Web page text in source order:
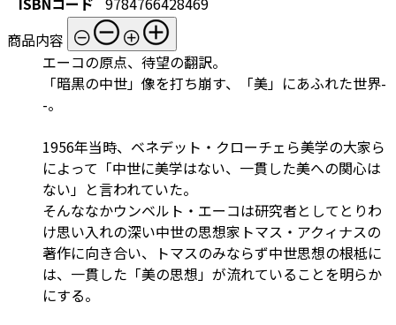
商品内容
エーコの原点、待望の翻訳。
「暗黒の中世」像を打ち崩す、「美」にあふれた世界-
-。
1956年当時、ベネデット・クローチェら美学の大家ら
によって「中世に美学はない、一貫した美への関心は
ない」と言われていた。
そんななかウンベルト・エーコは研究者としてとりわ
け思い入れの深い中世の思想家トマス・アクィナスの
著作に向き合い、トマスのみならず中世思想の根柢に
は、一貫した「美の思想」が流れていることを明らか
にする。